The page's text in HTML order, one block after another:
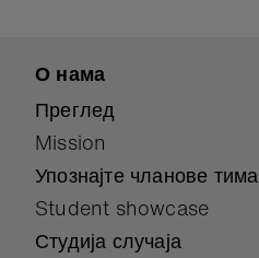
О нама
Преглед
Mission
Упознајте чланове тима
Student showcase
Студија случаја